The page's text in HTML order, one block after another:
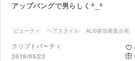
アップバングで男らしく^_^
ビューティ ヘアスタイル
ALIS参加募集企画
topic-beauty
クリプトパーティ
2019/05/22